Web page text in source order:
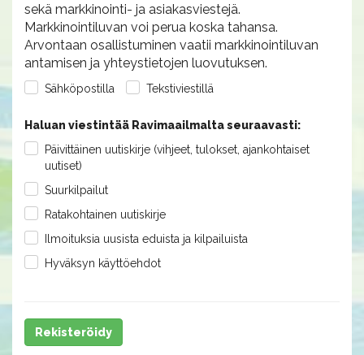
sekä markkinointi- ja asiakasviestejä.
Markkinointiluvan voi perua koska tahansa.
Arvontaan osallistuminen vaatii markkinointiluvan
antamisen ja yhteystietojen luovutuksen.
Sähköpostilla Tekstiviestillä
Haluan viestintää Ravimaailmalta seuraavasti:
Päivittäinen uutiskirje (vihjeet, tulokset, ajankohtaiset
uutiset)
Suurkilpailut
Ratakohtainen uutiskirje
Ilmoituksia uusista eduista ja kilpailuista
Hyväksyn käyttöehdot
Rekisteröidy